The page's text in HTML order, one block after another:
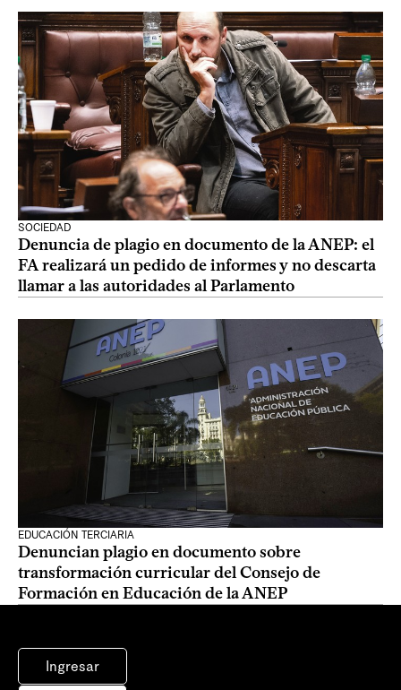
SOCIEDAD
Denuncia de plagio en documento de la ANEP: el
FA realizará un pedido de informes y no descarta
llamar a las autoridades al Parlamento
EDUCACIÓN TERCIARIA
Denuncian plagio en documento sobre
transformación curricular del Consejo de
Formación en Educación de la ANEP
Ingresar